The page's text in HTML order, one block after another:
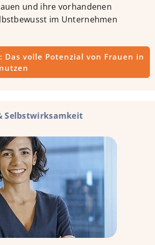
und ihre vorhandenen
im Unternehmen
Das volle Potenzial von Frauen in
Selbstwirksamkeit